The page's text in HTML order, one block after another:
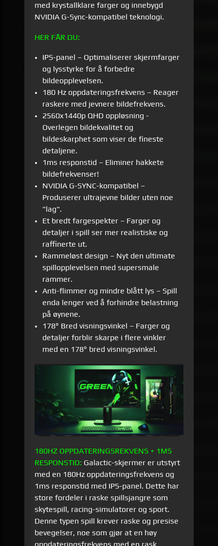
med krystallklare farger og innebygd
NVIDIA G-Sync-kompatibel teknologi.
HER FÅR DU:
IPS-panel – Optimaliserer skjermfarger
og lysstyrke for å forbedre
bildeopplevelsen.
180 Hz oppdateringsfrekvens – Reager
raskere med jevnere bildefrekvens.
2560x1440p QHD oppløsning -
Overlegen bildekvalitet og
bildeskarphet som viser de fineste
detaljene.
1ms responstid – Eliminer hakkete
bildefrekvenser!
NVIDIA G-SYNC-kompatibel –
Produserer ultrajevne bilder uten noe
"lag".
Et bredt fargespekter – Farger og
detaljer i spill ser mer realistiske og
raffinerte ut.
Rammeløst design – Nyt den ultimate
spillopplevelsen med supersmale
rammer.
Anti-flimmer og mindre blått lys – Spill
enda lenger ved å forhindre belastning
på øynene.
178° Bred visningsvinkel – Farger og
detaljer forblir skarpe i flere vinkler
med en 178° bred visningsvinkel.
180HZ OPPDATERINGSREKVENS + 1MS
RESPONSTID: Galactic-skjermer er utstyrt
med en 180Hz oppdateringsfrekvens og
1ms responstid med IPS-panel. Dette har
store fordeler i raske spillsjangre som
skytespill, racing-simulatorer og sport.
Denne typen spill krever raske og presise
bevegelser, noe som gjør at en høy